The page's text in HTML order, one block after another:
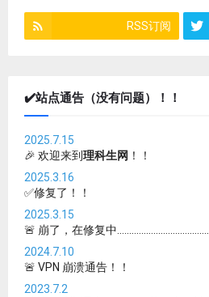
RSS订阅
✔️站点通告（没有问题）！！
2025.7.15
🎉 欢迎来到理科生网 ！！
2025.3.16
✅修复了！！
2025.3.15
🚨 崩了，在修复中
2024.7.10
🚨 VPN 崩溃通告！！
2023.7.2